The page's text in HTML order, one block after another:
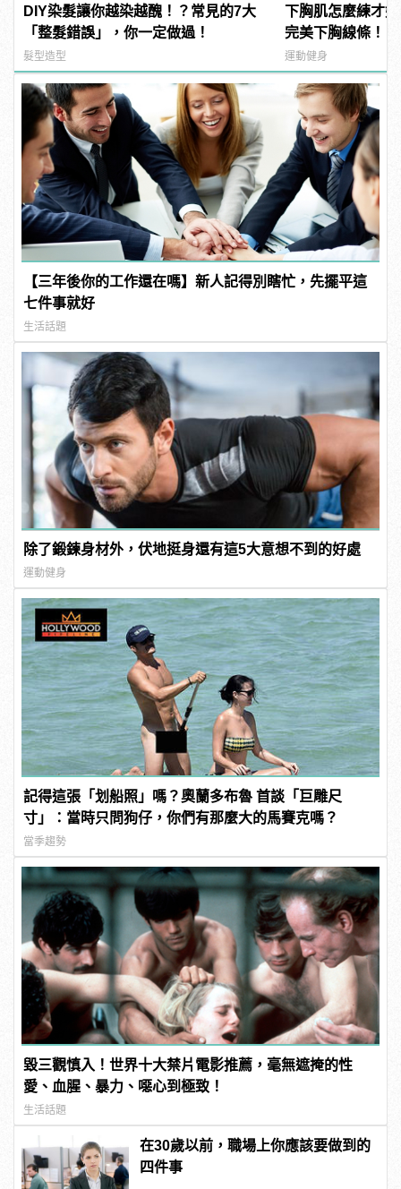
DIY染髮讓你越染越醜！？常見的7大
「整髮錯誤」，你一定做過！
髮型造型
下胸肌怎麼練才
完美下胸線條！ |
型男
運動健身
【三年後你的工作還在嗎】新人記得別瞎忙，先擺平這
七件事就好
生活話題
除了鍛鍊身材外，伏地挺身還有這5大意想不到的好處
運動健身
記得這張「划船照」嗎？奧蘭多布魯 首談「巨雕尺
寸」：當時只問狗仔，你們有那麼大的馬賽克嗎？
當季趨勢
毀三觀慎入！世界十大禁片電影推薦，毫無遮掩的性
愛、血腥、暴力、噁心到極致！
生活話題
在30歲以前，職場上你應該要做到的
四件事